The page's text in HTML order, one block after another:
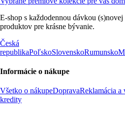
E-shop s každodennou dávkou
produktov pre krásne bývanie.
Česká
republikaPoľskoSlovenskoRumunsko
Informácie o nákupe
Všetko o nákupeDopravaReklamácia a
kredity